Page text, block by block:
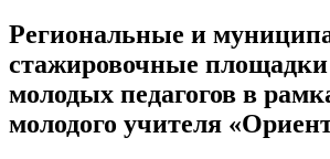
Региональные и
стажировочные
молодых педагогов в
молодого учителя